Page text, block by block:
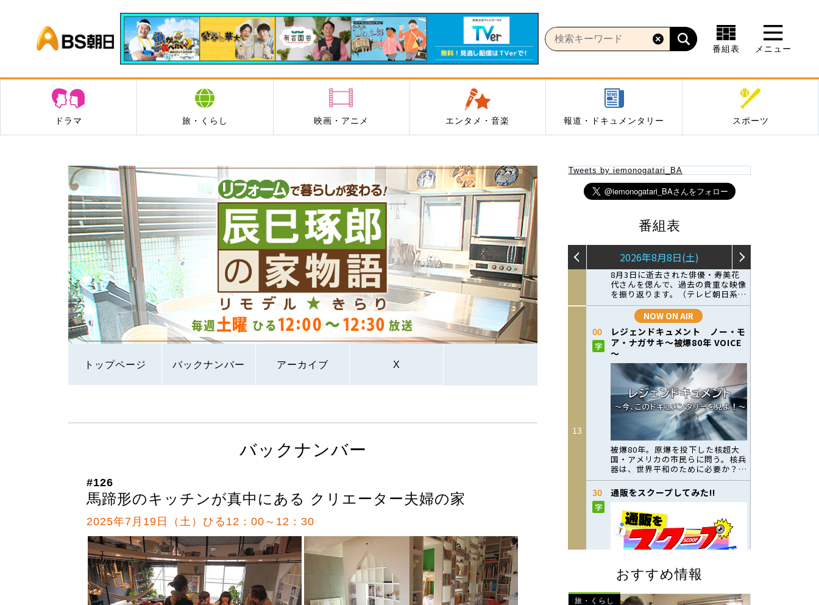
BS朝日
番組表 メニュー
ドラマ 旅・くらし 映画・アニメ エンタメ・音楽 報道・ドキュメンタリー スポーツ
トップページ バックナンバー アーカイブ X
Tweets by iemonogatari_BA
番組表
おすすめ情報
旅・くらし
バックナンバー
#126
馬蹄形のキッチンが真中にある クリエーター夫婦の家
2025年7月19日（土）ひる12：00～12：30